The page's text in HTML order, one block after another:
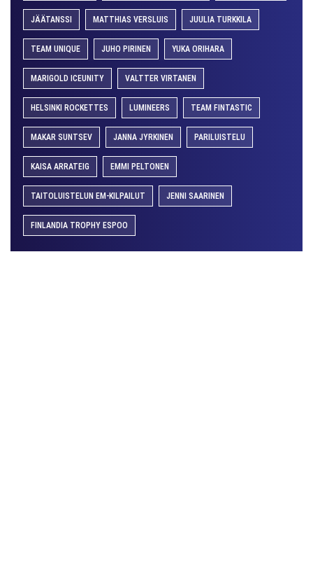
JÄÄTANSSI MATTHIAS VERSLUIS JUULIA TURKKILA
TEAM UNIQUE JUHO PIRINEN YUKA ORIHARA
MARIGOLD ICEUNITY VALTTER VIRTANEN
HELSINKI ROCKETTES LUMINEERS TEAM FINTASTIC
MAKAR SUNTSEV JANNA JYRKINEN PARILUISTELU
KAISA ARRATEIG EMMI PELTONEN
TAITOLUISTELUN EM-KILPAILUT JENNI SAARINEN
FINLANDIA TROPHY ESPOO